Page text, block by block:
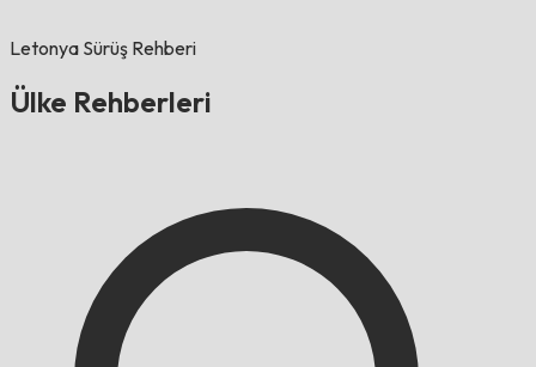
Letonya Sürüş Rehberi
Ülke Rehberleri